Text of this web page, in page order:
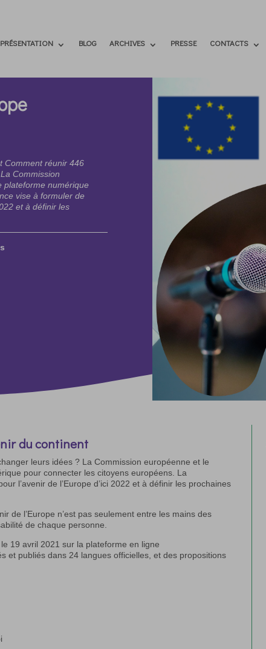
PRÉSENTATION BLOG ARCHIVES PRESSE CONTACTS
Comment réunir 446
Commission
plateforme numérique
vise à formuler de
et à définir les
du continent
leurs idées ? La Commission européenne et le
pour connecter les citoyens européens. La
l’avenir de l’Europe d’ici 2022 et à définir les prochaines
de l’Europe n’est pas seulement entre les mains des
de chaque personne.
19 avril 2021 sur la plateforme en ligne
et publiés dans 24 langues officielles, et des propositions